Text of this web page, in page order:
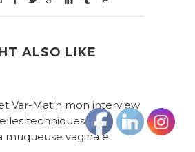
ALSO LIKE
Var-Matin mon interview
techniques pour
muqueuse vaginale